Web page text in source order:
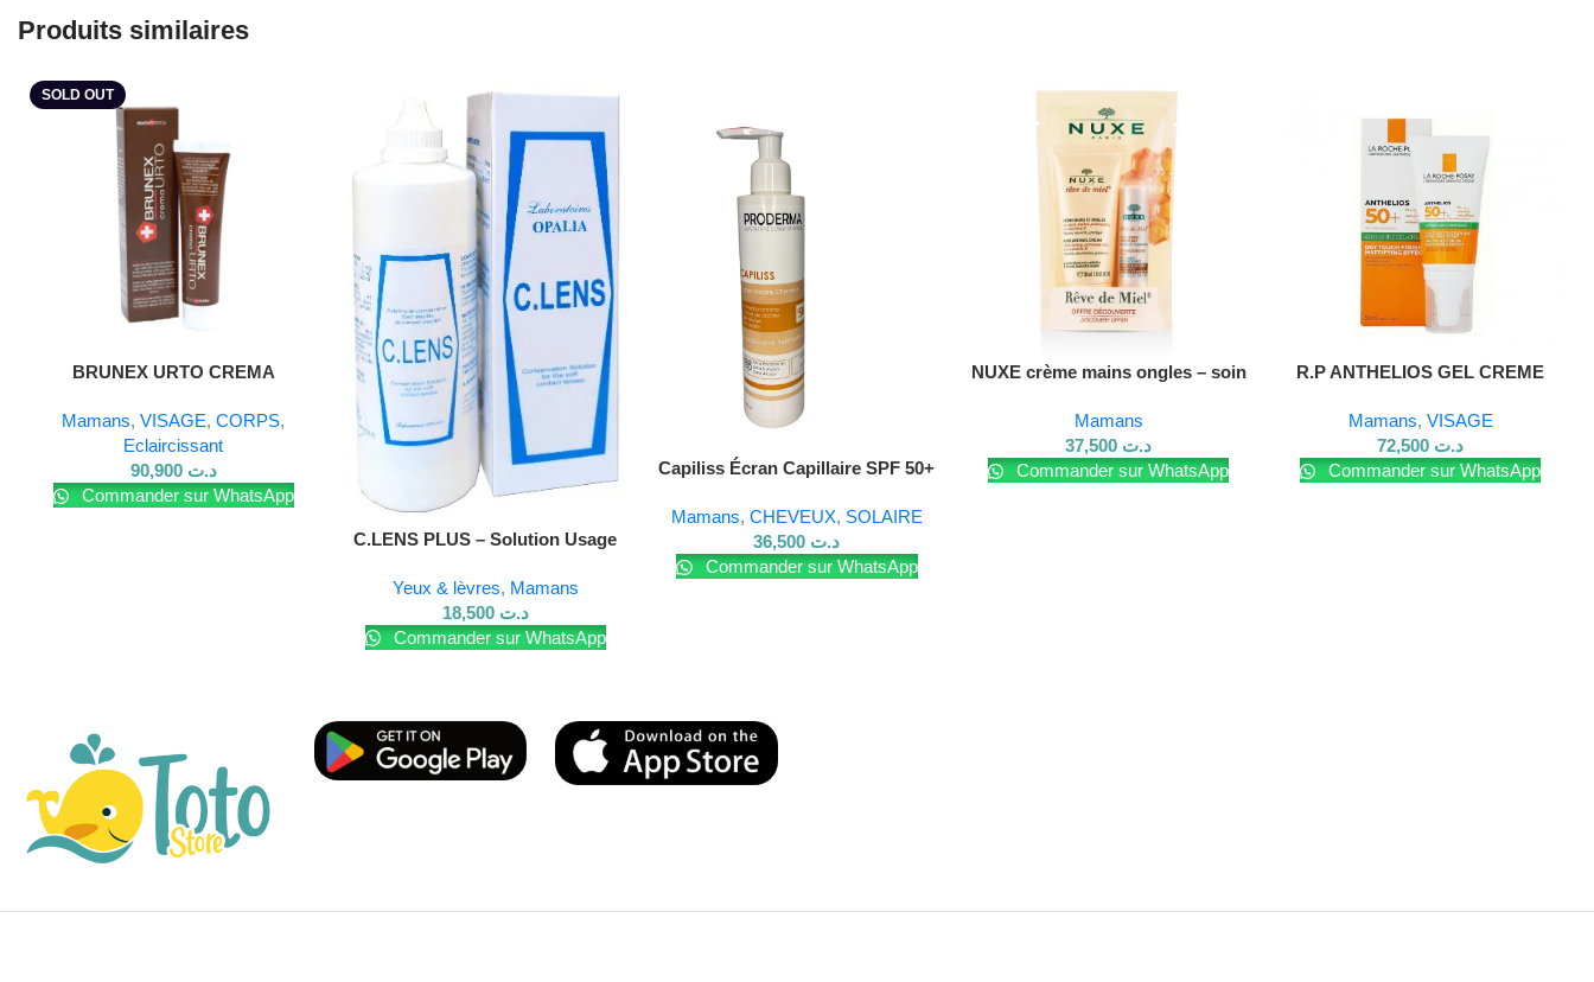
Produits similaires
SOLD OUT
Lire La Suite
BRUNEX URTO CREMA
Mamans,VISAGE,CORPS,
Eclaircissant
د.ت 90,900
Commander sur WhatsApp
C.LENS PLUS – Solution Usage
Yeux & lèvres, Mamans
د.ت 18,500
Commander sur WhatsApp
Capiliss Écran Capillaire SPF 50+
Mamans, CHEVEUX, SOLAIRE
د.ت
Commander sur WhatsApp
NUXE crème mains ongles – soin
Mamans
د.ت
Commander sur WhatsApp
R.P ANTHELIOS GEL CREME
Mamans, VISAGE
د.ت
Commander sur WhatsApp